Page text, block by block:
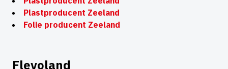
Plastproducent Zeeland
Folie producent Zeeland
Flevoland